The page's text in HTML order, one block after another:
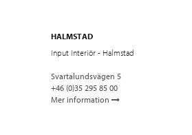
HALMSTAD
Input Interiör - Halmstad
Svartalundsvägen 5
+46 (0)35 295 85 00
Mer information